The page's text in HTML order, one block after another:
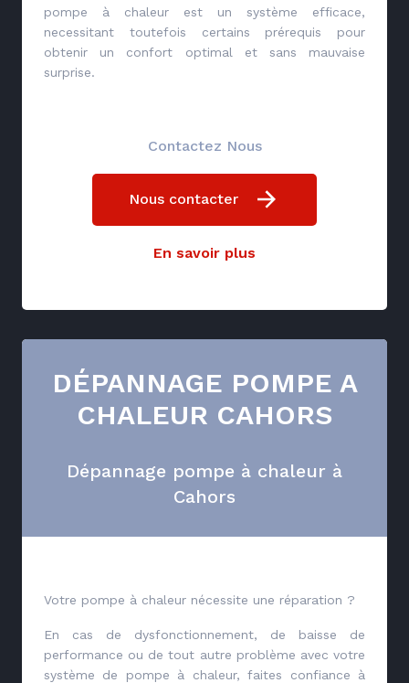
pompe à chaleur est un système efficace,
necessitant toutefois certains prérequis pour
obtenir un confort optimal et sans mauvaise
surprise.
Contactez Nous
Nous contacter
En savoir plus
DÉPANNAGE POMPE A
CHALEUR CAHORS
Dépannage pompe à chaleur à
Cahors
Votre pompe à chaleur nécessite une réparation ?
En cas de dysfonctionnement, de baisse de
performance ou de tout autre problème avec votre
système de pompe à chaleur, faites confiance à